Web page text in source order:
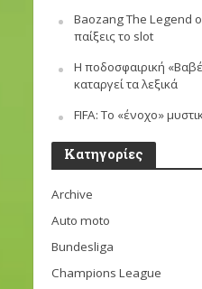
Baozang The Legend
παίξεις το slot
Η ποδοσφαιρική
καταργεί τα λεξικά
FIFA: Το «ένοχο»
Kατηγορίες
Archive
Auto moto
Bundesliga
Champions League